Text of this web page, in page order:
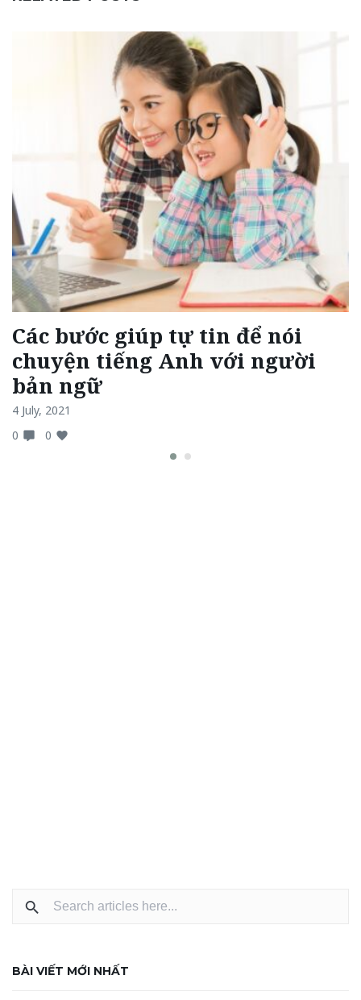
Các bước giúp tự tin để nói
chuyện tiếng Anh với người
bản ngữ
4 July, 2021
0
0
BÀI VIẾT MỚI NHẤT